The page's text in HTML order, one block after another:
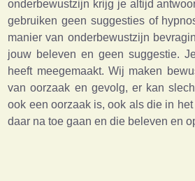
onderbewustzijn krijg je altijd
gebruiken geen suggesties of
manier van onderbewustzijn
jouw beleven en geen suggestie.
heeft meegemaakt. Wij maken
van oorzaak en gevolg, er kan
ook een oorzaak is, ook als die in
daar na toe gaan en die beleven en